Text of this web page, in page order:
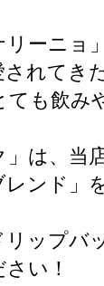
ーニョ
れてき
も飲み
」は、当
ンド」
ップバ
い！